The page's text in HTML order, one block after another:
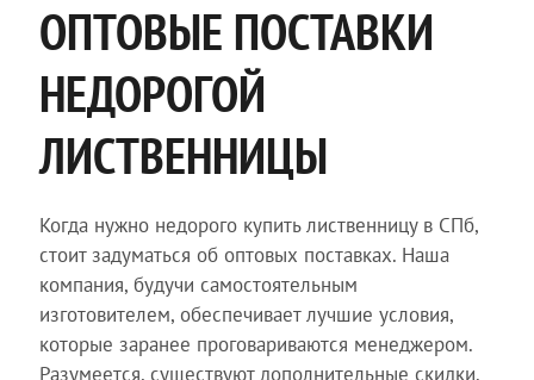
ОПТОВЫЕ ПОСТАВКИ
НЕДОРОГОЙ
ЛИСТВЕННИЦЫ
Когда нужно недорого купить лиственницу в СПб,
стоит задуматься об оптовых поставках. Наша
компания, будучи самостоятельным
изготовителем, обеспечивает лучшие условия,
которые заранее проговариваются менеджером.
Разумеется, существуют дополнительные скидки.